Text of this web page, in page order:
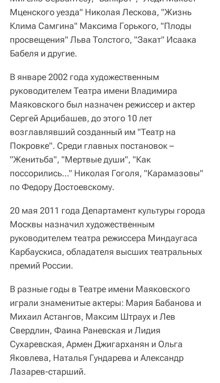
Мценского уезда" Николая Лескова, "Жизнь
Клима Самгина" Максима Горького, "Плоды
просвещения" Льва Толстого, "Закат" Исаака
Бабеля и другие.
В январе 2002 года художественным
руководителем Театра имени Владимира
Маяковского был назначен режиссер и актер
Сергей Арцибашев, до этого 10 лет
возглавлявший созданный им "Театр на
Покровке". Среди главных постановок –
"Женитьба", "Мертвые души", "Как
поссорились..." Николая Гоголя, "Карамазовы"
по Федору Достоевскому.
20 мая 2011 года Департамент культуры города
Москвы назначил художественным
руководителем театра режиссера Миндаугаса
Карбаускиса, обладателя высших театральных
премий России.
В разные годы в Театре имени Маяковского
играли знаменитые актеры: Мария Бабанова и
Михаил Астангов, Максим Штраух и Лев
Свердлин, Фаина Раневская и Лидия
Сухаревская, Армен Джигарханян и Ольга
Яковлева, Наталья Гундарева и Александр
Лазарев-старший.